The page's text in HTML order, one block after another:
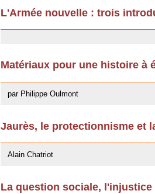
L'Armée nouvelle : trois
Matériaux pour une histoire à
par Philippe Oulmont
Jaurès, le protectionnisme et
Alain Chatriot
La question sociale,